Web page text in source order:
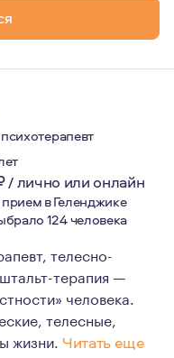
/лично или онлайн
в Геленджике
124 человека
телесно-
терапия —
человека.
телесные,
жизни. Читать еще